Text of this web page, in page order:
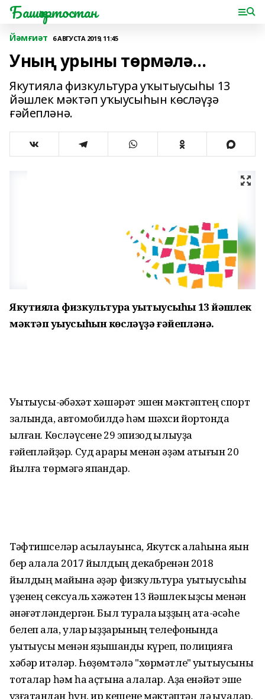
Башҡортостан
Йәмғиәт 6 АВГУСТА 2019, 11:45
Уның урыны төрмәлә...
Якутияла физкультура уҡытыусыһы 13
йәшлек мәктәп уҡыусыһын көсләүҙә
ғәйепләнә.
Якутияла физкультура уҡытыусыһы 13 йәшлек
мәктәп уҡыусыһын көсләүҙә ғәйепләнә.
Уҡытыусы-ҡәбәхәт хәшәрәт эшен мәктәптең спорт
залында, автомобилдә һәм шәхси йортонда
ҡылған. Көсләүсене 29 эпизод ҡылыуҙа
ғәйепләйҙәр. Суд ҡарары менән әҙәм аҡтығын 20
йылға төрмәгә япҡандар.
Тәфтишселәр асыҡлауынса, Якутск ҡалаһына яҡын
бер ҡалала 2017 йылдың декабренән 2018
йылдың майына ҡәҙәр физкультура уҡытыусыһы
үҙенең сексуаль хәжәтен 13 йәшлек ҡыҙсыҡ менән
ҡәнәғәтләндергән. Был турала ҡыҙҙың ата-әсәһе
белеп ҡала, улар ҡыҙҙарының телефонында
уҡытыусы менән яҙышҡанды күреп, полицияға
хәбәр итәләр. Һөҙөмтәлә "хөрмәтле" уҡытыусыны
тоталар һәм һаҡ аҫтына алалар. Аҙаҡ енәйәт эше
ҡуҙғатҡандан һуң, ир кешене мәктәптән дә ҡыуалар.